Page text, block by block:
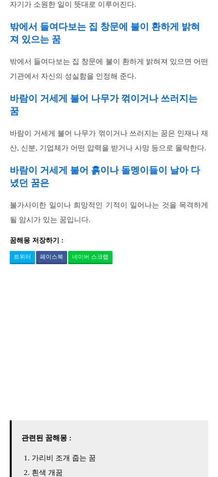
자기가 소원한 일이 뜻대로 이루어진다.
밖에서 들여다보는 집 창문에 불이 환하게 밝혀
져 있으는 꿈
밖에서 들여다보는 집 창문에 불이 환하게 밝혀져 있으면 어떤
기관에서 자신의 성실함을 인정해 준다.
바람이 거세게 불어 나무가 꺾이거나 쓰러지는
꿈
바람이 거세게 불어 나무가 꺾이거나 쓰러지는 꿈은 인재나 재
산, 신분, 기업체가 어떤 압력을 받거나 사망 등으로 몰락한다.
바람이 거세게 불어 흙이나 돌멩이들이 날아 다
녔던 꿈은
불가사이한 일이나 희망적인 기적이 일어나는 것을 목격하게
될 암시가 있는 꿈입니다.
꿈해몽 저장하기 :
트위터 페이스북 네이버 스크랩
관련된 꿈해몽 :
가리비 조개 줍는 꿈
흰색 개꿈